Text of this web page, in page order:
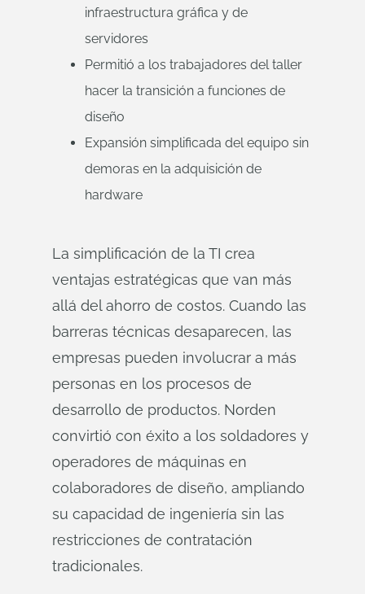
infraestructura gráfica y de
servidores
Permitió a los trabajadores del taller
hacer la transición a funciones de
diseño
Expansión simplificada del equipo sin
demoras en la adquisición de
hardware
La simplificación de la TI crea
ventajas estratégicas que van más
allá del ahorro de costos. Cuando las
barreras técnicas desaparecen, las
empresas pueden involucrar a más
personas en los procesos de
desarrollo de productos. Norden
convirtió con éxito a los soldadores y
operadores de máquinas en
colaboradores de diseño, ampliando
su capacidad de ingeniería sin las
restricciones de contratación
tradicionales.